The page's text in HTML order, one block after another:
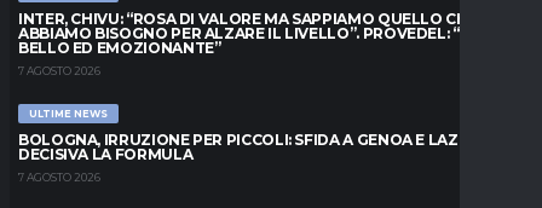
INTER, CHIVU: “ROSA DI VALORE MA SAPPIAMO QUELLO CHE
ABBIAMO BISOGNO PER ALZARE IL LIVELLO”. PROVEDEL: “MESE
BELLO ED EMOZIONANTE”
7 AGOSTO 2026
ULTIME NEWS
BOLOGNA, IRRUZIONE PER PICCOLI: SFIDA A GENOA E LAZIO,
DECISIVA LA FORMULA
7 AGOSTO 2026